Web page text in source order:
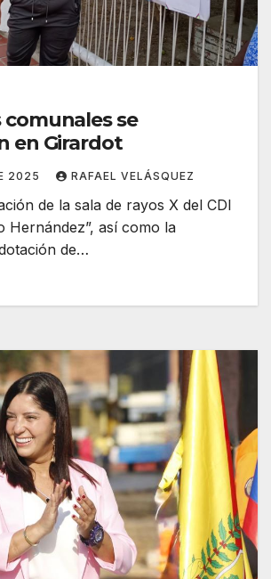
se
en Girardot
2025 RAFAEL VELÁSQUEZ
de la sala de rayos X del CDI
Hernández”, así como la
de…